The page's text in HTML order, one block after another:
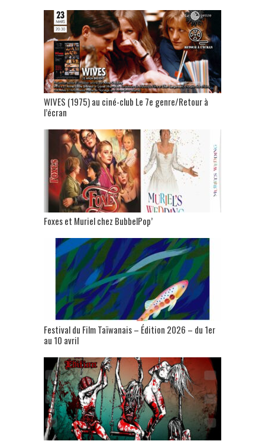
WIVES (1975) au ciné-club Le 7e genre/Retour à
l’écran
Foxes et Muriel chez BubbelPop’
Festival du Film Taïwanais – Édition 2026 – du 1er
au 10 avril